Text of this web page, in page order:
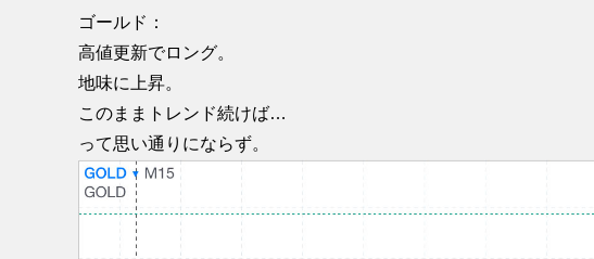
ゴールド：
高値更新でロング。
地味に上昇。
このままトレンド続けば…
って思い通りにならず。